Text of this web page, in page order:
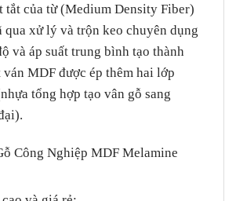
tắt của từ (Medium Density Fiber)
qua xử lý và trộn keo chuyên dụng
và áp suất trung bình tạo thành
ván MDF được ép thêm hai lớp
tổng hợp tạo vân gỗ sang
Công Nghiệp MDF Melamine